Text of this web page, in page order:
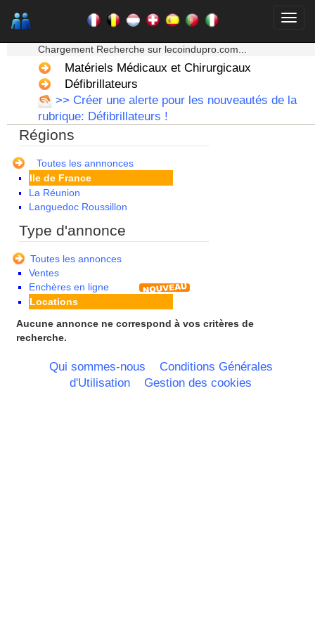
Chargement Recherche sur lecoindupro.com...
Matériels Médicaux et Chirurgicaux
Défibrillateurs
>> Créer une alerte pour les nouveautés de la
rubrique: Défibrillateurs !
Régions
Toutes les annnonces
Auvergne
Bourgogne
Bretagne
Centre
Champagne Ardenne
Corse
Franche Comte - Suisse
Guadeloupe
Guyane
Haute Normandie
Ile de France
La Réunion
Languedoc Roussillon
Lorraine
Mayotte
Midi Pyrenees - Espagne -
Portugal
Nord Pas de Calais - Belgique -
Pays Bas
Pays de la Loire
Poitou Charentes
Principauté de Monaco
Provence Alpes Cote d'Azur -
Type d'annonce
Toutes les annonces
Ventes
Enchères en ligne
Locations
Aucune annonce ne correspond à vos critères de
recherche.
Qui sommes-nous
Conditions Générales
d'Utilisation
Gestion des cookies